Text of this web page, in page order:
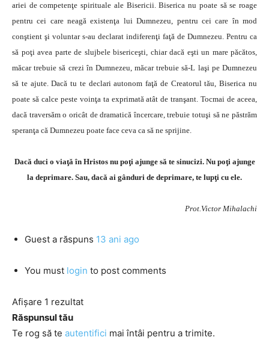
ariei de competenţe spirituale ale Bisericii. Biserica nu poate să se roage
pentru cei care neagă existenţa lui Dumnezeu, pentru cei care în mod
conştient şi voluntar s-au declarat indiferenţi faţă de Dumnezeu. Pentru ca
să poţi avea parte de slujbele bisericeşti, chiar dacă eşti un mare păcătos,
măcar trebuie să crezi în Dumnezeu, măcar trebuie să-L laşi pe Dumnezeu
să te ajute. Dacă tu te declari autonom faţă de Creatorul tău, Biserica nu
poate să calce peste voinţa ta exprimată atât de tranşant. Tocmai de aceea,
dacă traversăm o oricât de dramatică încercare, trebuie totuşi să ne păstrăm
speranţa că Dumnezeu poate face ceva ca să ne sprijine.
Dacă duci o viaţă în Hristos nu poţi ajunge să te sinucizi. Nu poţi ajunge
la deprimare. Sau, dacă ai gânduri de deprimare, te lupţi cu ele.
Prot.Victor Mihalachi
Guest a răspuns 13 ani ago
You must login to post comments
Afișare 1 rezultat
Răspunsul tău
Te rog să te autentifici mai întâi pentru a trimite.